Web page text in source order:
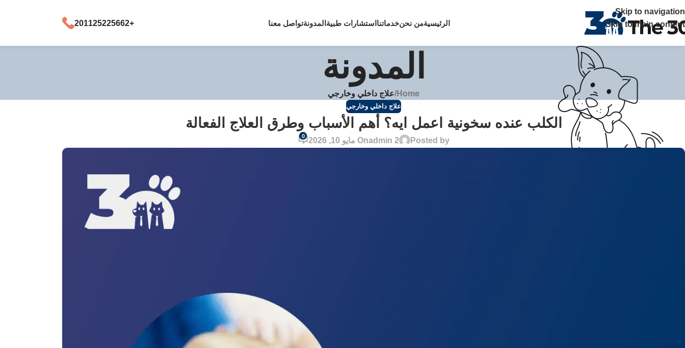
Skip to navigation
Skip to main content
The 30 بتوفر زيارات منزلية علي مدار 24 ساعة ويصلك الطبيب خلال ساعة في القاهرة والجيزة اتصل بنا
الرئيسيةمن نحنخدماتنا استشارات طبية المدونةتواصل معنا +201125225662
المدونة
Home
/علاج داخلي وخارجي
علاج داخلي وخارجي
الكلب عنده سخونية اعمل ايه؟ أهم الأسباب وطرق العلاج الفعالة
Posted by
admin 2On مايو 10, 2026
0